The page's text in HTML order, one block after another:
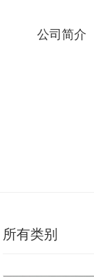
公司简介
所有类别